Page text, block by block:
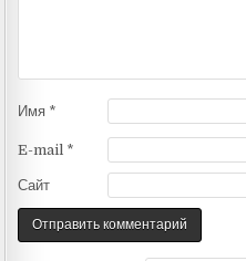
Имя *
E-mail *
Сайт